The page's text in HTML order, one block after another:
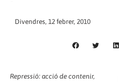
Divendres, 12 febrer, 2010
Repressió: acció de contenir,